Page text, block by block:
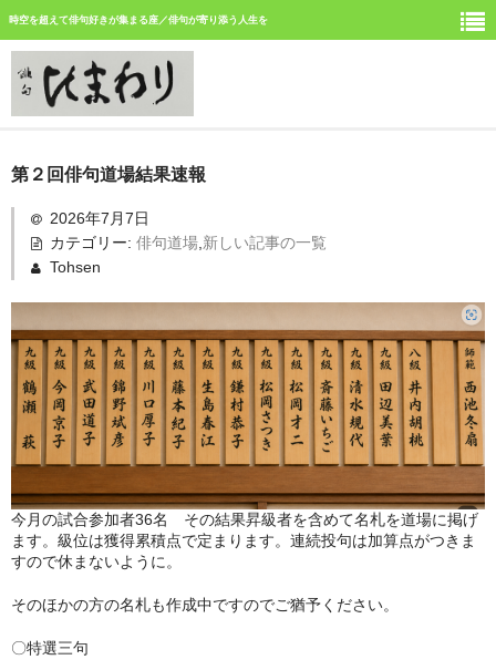
時空を超えて俳句好きが集まる座／俳句が寄り添う人生を
ひまわり誌今月号の俳句
ひまわり俳句の仲間の活動
今月みつけた俳句
イベント案内
俳句道場
冬扇の「時空の座」
第２回俳句道場結果速報
2026年7月7日
カテゴリー: 俳句道場,新しい記事の一覧
Tohsen
今月の試合参加者36名 その結果昇級者を含めて名札を道場に掲げ
ます。級位は獲得累積点で定まります。連続投句は加算点がつきま
すので休まないように。
そのほかの方の名札も作成中ですのでご猶予ください。
〇特選三句